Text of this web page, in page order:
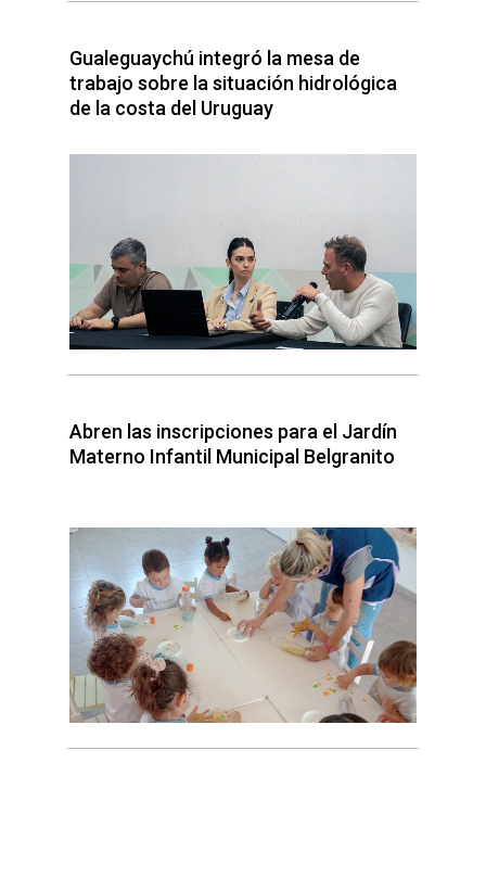
Gualeguaychú integró la mesa de
trabajo sobre la situación hidrológica
de la costa del Uruguay
Abren las inscripciones para el Jardín
Materno Infantil Municipal Belgranito